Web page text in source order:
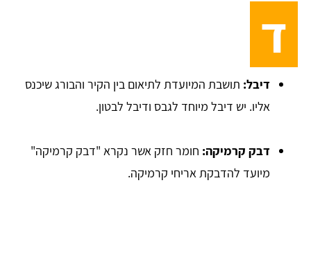
ד
דיבל: תושבת המיועדת לתיאום בין הקיר והבורג שיכנס
אליו. יש דיבל מיוחד לגבס ודיבל לבטון.
דבק קרמיקה: חומר חזק אשר נקרא "דבק קרמיקה"
מיועד להדבקת אריחי קרמיקה.